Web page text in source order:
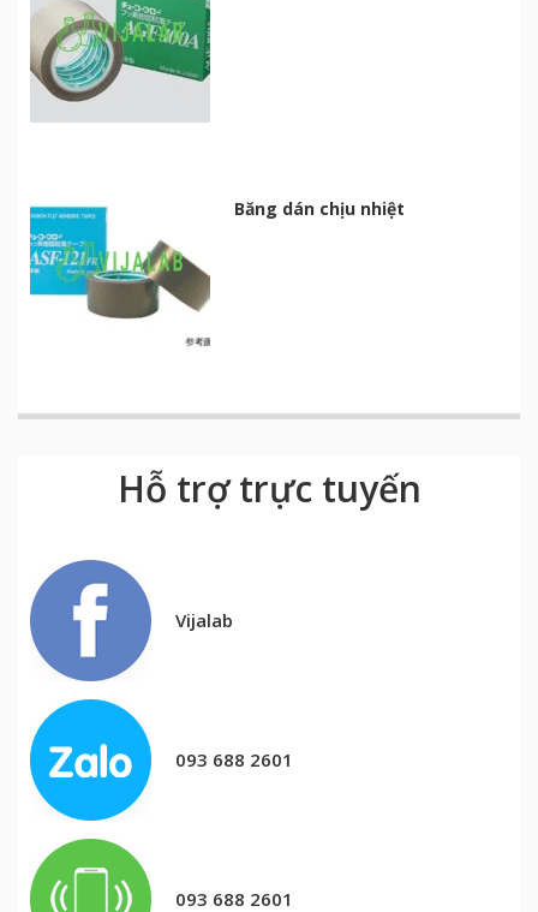
Băng dán chịu nhiệt
Hỗ trợ trực tuyến
Vijalab
093 688 2601
093 688 2601